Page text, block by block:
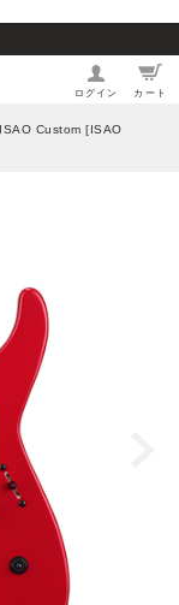
ログイン カート
Custom [ISAO